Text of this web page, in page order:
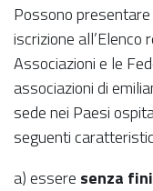
Possono
iscrizione all’Elenco
Associazioni e le
associazioni di
sede nei Paesi
seguenti
a) essere senza